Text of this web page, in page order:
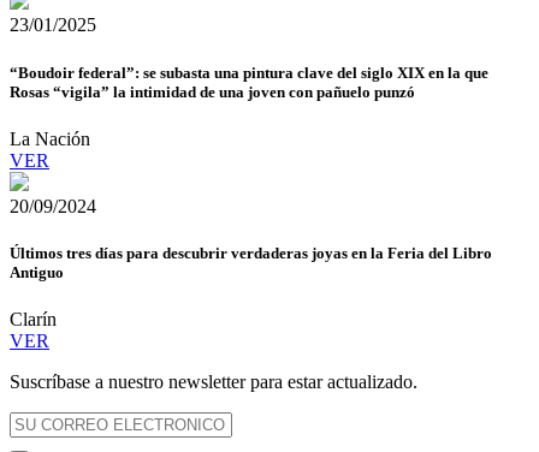
23/01/2025
“Boudoir federal”: se subasta una pintura clave del siglo XIX en la que
Rosas “vigila” la intimidad de una joven con pañuelo punzó
La Nación
VER
20/09/2024
Últimos tres días para descubrir verdaderas joyas en la Feria del Libro
Antiguo
Clarín
VER
Suscríbase a nuestro newsletter para estar actualizado.